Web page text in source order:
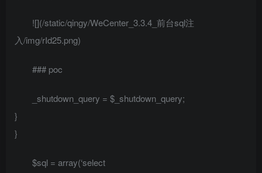
![](/static/qingy/WeCenter_3.3.4_前台sql注
入/img/rId25.png)
### poc
_shutdown_query = $_shutdown_query;
}
}
$sql = array(‘select